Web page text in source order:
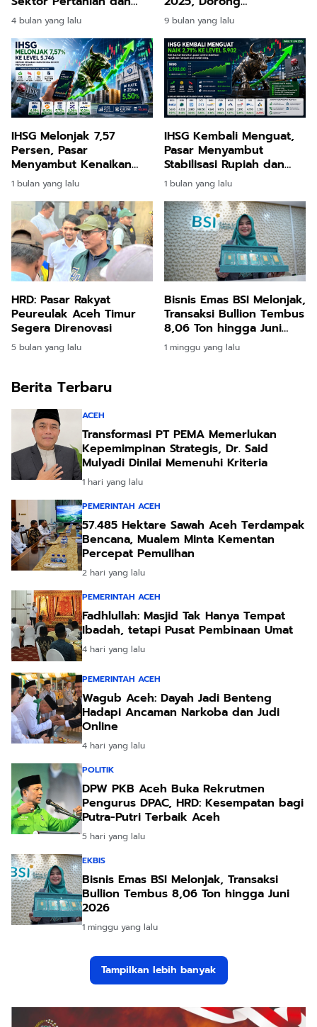
Perikanan
4 bulan yang lalu
Pertumbuhan Ekonomi
Tembus 5,7 Persen
9 bulan yang lalu
IHSG Melonjak 7,57
Persen, Pasar
Menyambut Kenaikan
Suku Bunga BI
1 bulan yang lalu
IHSG Kembali Menguat,
Pasar Menyambut
Stabilisasi Rupiah dan
Harapan Arus Modal
1 bulan yang lalu
HRD: Pasar Rakyat
Peureulak Aceh Timur
Segera Direnovasi
5 bulan yang lalu
Bisnis Emas BSI Melonjak,
Transaksi Bullion Tembus
8,06 Ton hingga Juni
2026
1 minggu yang lalu
Berita Terbaru
ACEH
Transformasi PT PEMA Memerlukan
Kepemimpinan Strategis, Dr. Said
Mulyadi Dinilai Memenuhi Kriteria
1 hari yang lalu
PEMERINTAH ACEH
57.485 Hektare Sawah Aceh Terdampak
Bencana, Mualem Minta Kementan
Percepat Pemulihan
2 hari yang lalu
PEMERINTAH ACEH
Fadhlullah: Masjid Tak Hanya Tempat
Ibadah, tetapi Pusat Pembinaan Umat
4 hari yang lalu
PEMERINTAH ACEH
Wagub Aceh: Dayah Jadi Benteng
Hadapi Ancaman Narkoba dan Judi
Online
4 hari yang lalu
POLITIK
DPW PKB Aceh Buka Rekrutmen
Pengurus DPAC, HRD: Kesempatan bagi
Putra-Putri Terbaik Aceh
5 hari yang lalu
EKBIS
Bisnis Emas BSI Melonjak, Transaksi
Bullion Tembus 8,06 Ton hingga Juni
2026
1 minggu yang lalu
Tampilkan lebih banyak